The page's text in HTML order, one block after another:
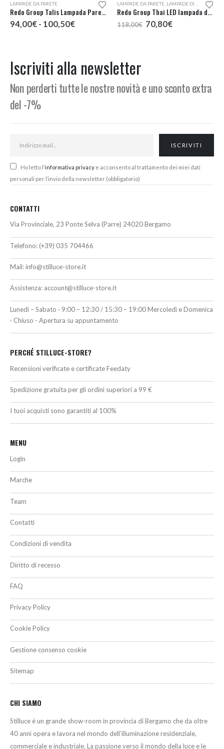
LAMPADE DA PARETE
Redo Group Talis Lampada Parete 1 Luce
94,00€ - 100,50€Fascia
a
100,50€
LAMPADE DA PARETE LAMPADE DI DESIGN A KM0
Redo Group Thai LED lampada da parete
118,00€ Il
prezzo
70,80€Il
Iscriviti alla newsletter
Non perderti tutte le nostre novità e uno sconto extra
del -7%
Ho letto l'informativa privacy e acconsento al trattamento dei miei dati
personali per l’invio della newsletter (obbligatorio)
CONTATTI
Via Provinciale, 23 Ponte Selva (Parre) 24020 Bergamo
Telefono: (+39) 035 704466
Mail:info@stilluce-store.it
Assistenza: account@stilluce-store.it
Lunedì – Sabato · 9:00 – 12:30 / 15:30 – 19:00 Mercoledì e Domenica
· Chiuso - Apertura su appuntamento
PERCHÉ STILLUCE-STORE?
Recensioni verificate e certificate Feedaty
Spedizione gratuita per gli ordini superiori a 99 €
I tuoi acquisti sono garantiti al 100%
MENU
Login
Marche
Team
Contatti
Condizioni di vendita
Diritto di recesso
FAQ
Privacy Policy
Cookie Policy
Gestione consenso cookie
Sitemap
CHI SIAMO
Stilluce è un grande show-room in provincia di Bergamo che da oltre
40 anni opera e lavora nel mondo dell’illuminazione residenziale,
commerciale e industriale. La passione verso il mondo della luce e le